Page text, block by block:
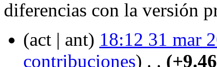
diferencias con la versión
(act | ant) 18:12 31 mar
contribuciones) ‎ . .